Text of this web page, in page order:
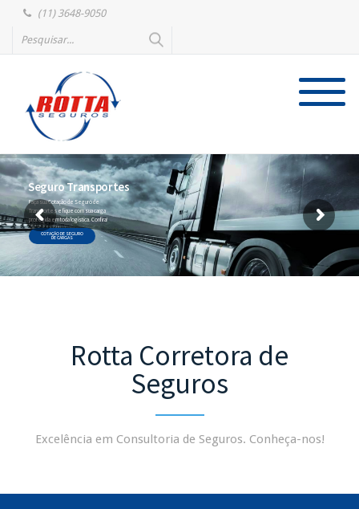
(11) 3648-9050
Seguro Transportes
Faça sua Cotação de Seguro de
Transportes e fique com sua carga
protegida em toda logística. Confira!
COTAÇÃO DE SEGURO
DE CARGAS
Rotta Corretora de
Seguros
Excelência em Consultoria de Seguros. Conheça-nos!